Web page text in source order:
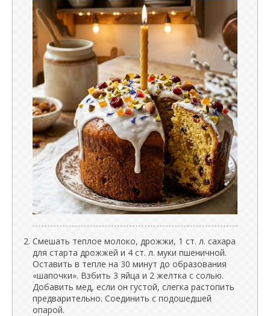
Смешать теплое молоко, дрожжи, 1 ст. л. сахара
для старта дрожжей и 4 ст. л. муки пшеничной.
Оставить в тепле на 30 минут до образования
«шапочки». Взбить 3 яйца и 2 желтка с солью.
Добавить мед, если он густой, слегка растопить
предварительно. Соединить с подошедшей
опарой.